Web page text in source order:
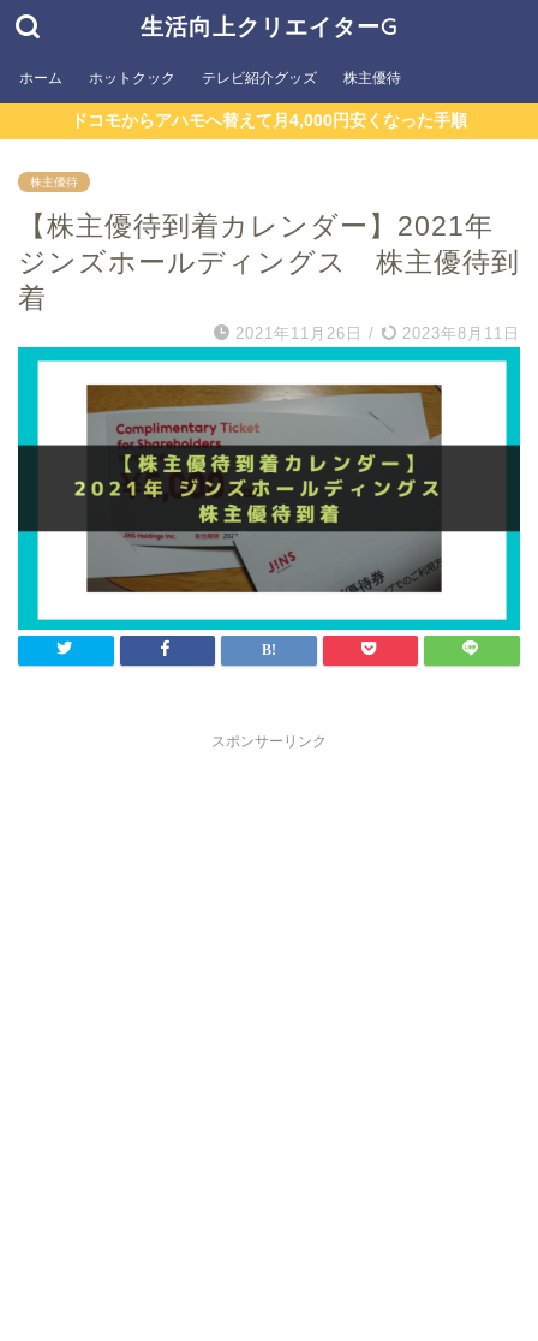
生活向上クリエイターG
ホーム ホットクック テレビ紹介グッズ 株主優待
ドコモからアハモへ替えて月4,000円安くなった手順
株主優待
【株主優待到着カレンダー】2021年
ジンズホールディングス 株主優待到
着
2021年11月26日 / 2023年8月11日
スポンサーリンク